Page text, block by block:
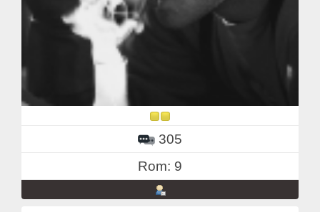
305
Rom: 9